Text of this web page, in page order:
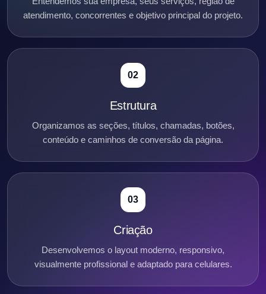
atendimento, concorrentes e objetivo principal do projeto.
02
Estrutura
Organizamos as seções, títulos, chamadas, botões,
conteúdo e caminhos de conversão da página.
03
Criação
Desenvolvemos o layout moderno, responsivo,
visualmente profissional e adaptado para celulares.